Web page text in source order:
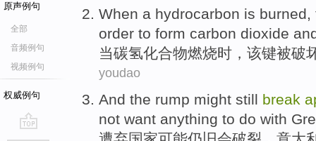
原声例句
全部
音频例句
视频例句
权威例句
go
When a hydrocarbon is burned,
order to form carbon dioxide
当碳氢化合物燃烧时 ， 该键被破
youdao
And the rump might still break
not want anything to do with